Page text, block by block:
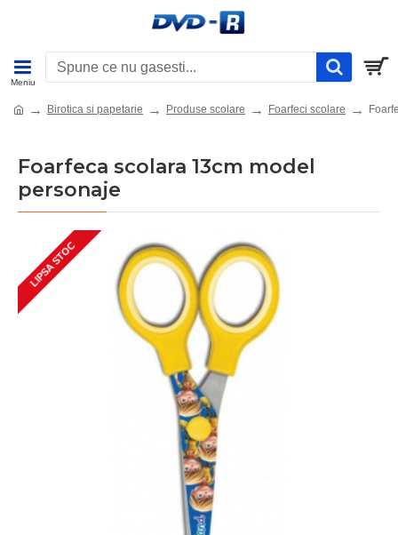
Birotica si papetarie Produse scolare Foarfeci scolare
Foarfeca scolara 13cm model
personaje
LIPSA STOC